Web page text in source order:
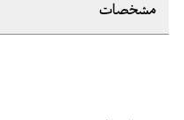
مشخصات